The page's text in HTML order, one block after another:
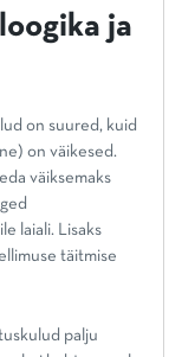
ja
on suured, kuid
on väikesed.
väiksemaks
laiali. Lisaks
täitmise
palju